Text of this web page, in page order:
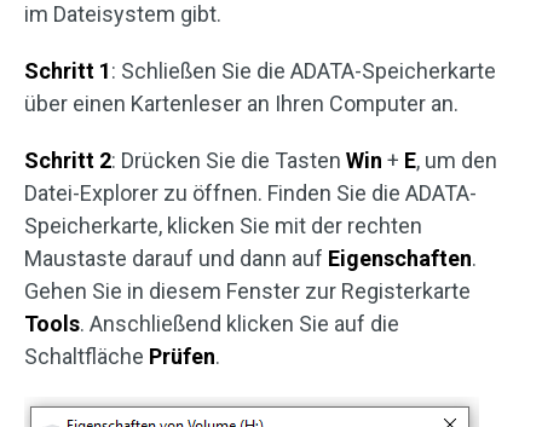
im Dateisystem gibt.
Schritt 1: Schließen Sie die ADATA-Speicherkarte
über einen Kartenleser an Ihren Computer an.
Schritt 2: Drücken Sie die Tasten Win + E, um den
Datei-Explorer zu öffnen. Finden Sie die ADATA-
Speicherkarte, klicken Sie mit der rechten
Maustaste darauf und dann auf Eigenschaften.
Gehen Sie in diesem Fenster zur Registerkarte
Tools. Anschließend klicken Sie auf die
Schaltfläche Prüfen.